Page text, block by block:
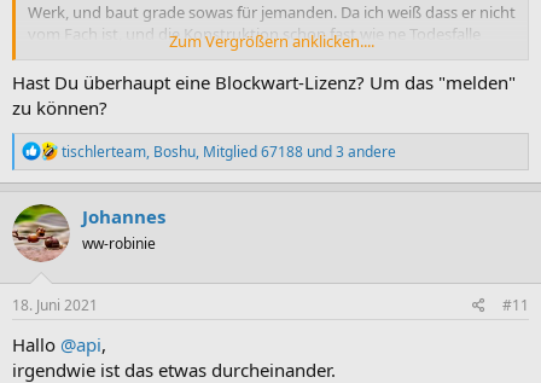
Werk, und baut grade sowas für jemanden. Da ich weiß dass er nicht
vom Fach ist, und die Konstruktion schon fast wie ne Todesfalle
aussieht, überlege ich grade ob ich das der Handwerkskammer,
oder vielleicht Gewerbeaufsicht melden soll, was meint ihr?
Grüße
Zum Vergrößern anklicken....
Hast Du überhaupt eine Blockwart-Lizenz? Um das "melden"
zu können?
R
e
a
k
t
i
n
e
:
tischlerteam, Boshu, Mitglied 67188 und 3 andere
Johannes
ww-robinie
18. Juni 2021 #11
Hallo @api,
irgendwie ist das etwas durcheinander.